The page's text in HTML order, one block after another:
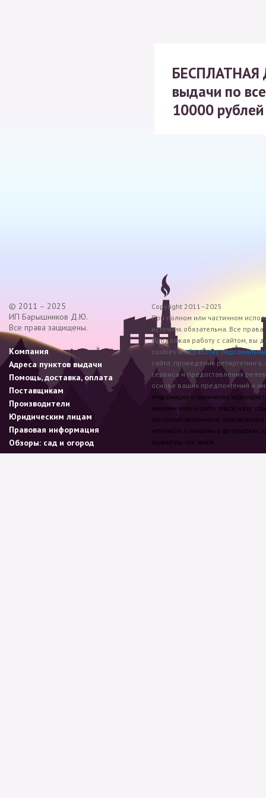
БЕСПЛАТНАЯ
выдачи по
10000 рублей
© 2011 – 2025
ИП Барышников Д.Ю.
Все права защищены.
Компания
Адреса пунктов выдачи
Помощь, доставка, оплата
Поставщикам
Производители
Юридическим лицам
Правовая информация
Обзоры: сад и огород
Copyright 2011–2025
При полном или частичном
источник обязательна. Все
Продолжая работу с сайтом, вы
cookies иобработку
сайта, проведения
сервиса и предоставления
основе ваших предпочтений и
Информация о технических
внешнем виде и цвете товара носит
доступных сведениях от
неточности в описании и фотографиях
параметры при заказе.